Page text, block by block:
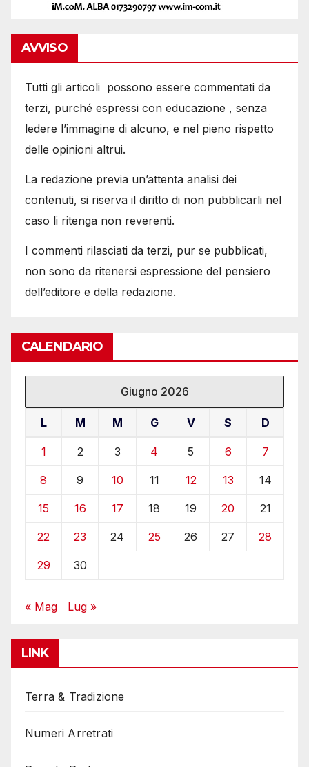
AVVISO
Tutti gli articoli possono essere commentati da
terzi, purché espressi con educazione , senza
ledere l’immagine di alcuno, e nel pieno rispetto
delle opinioni altrui.
La redazione previa un’attenta analisi dei
contenuti, si riserva il diritto di non pubblicarli nel
caso li ritenga non reverenti.
I commenti rilasciati da terzi, pur se pubblicati,
non sono da ritenersi espressione del pensiero
dell’editore e della redazione.
CALENDARIO
Giugno 2026
L M M G V S D
1 2 3 4 5 6 7
8 9 10 11 12 13 14
15 16 17 18 19 20 21
22 23 24 25 26 27 28
29 30
« Mag Lug »
LINK
Terra & Tradizione
Numeri Arretrati